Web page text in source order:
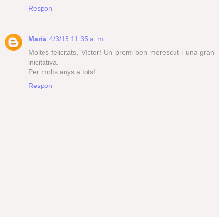
Respon
María 4/3/13 11:35 a. m.
Moltes felicitats, Víctor! Un premi ben merescut i una gran
inicitativa.
Per molts anys a tots!
Respon